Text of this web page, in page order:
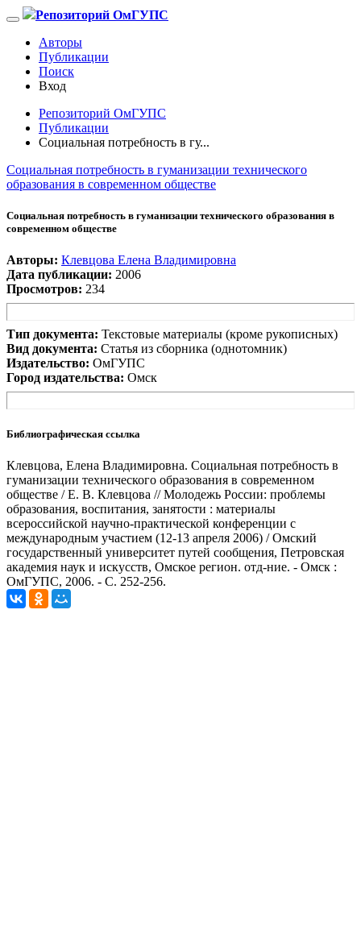
Репозиторий ОмГУПС
Авторы
Публикации
Поиск
Вход
Репозиторий ОмГУПС
Публикации
Социальная потребность в гу...
Социальная потребность в гуманизации технического
образования в современном обществе
Социальная потребность в гуманизации технического образования в
современном обществе
Авторы: Клевцова Елена Владимировна
Дата публикации: 2006
Просмотров: 234
Тип документа: Текстовые материалы (кроме рукописных)
Вид документа: Статья из сборника (однотомник)
Издательство: ОмГУПС
Город издательства: Омск
Библиографическая ссылка
Клевцова, Елена Владимировна. Социальная потребность в
гуманизации технического образования в современном
обществе / Е. В. Клевцова // Молодежь России: проблемы
образования, воспитания, занятости : материалы
всероссийской научно-практической конференции с
международным участием (12-13 апреля 2006) / Омский
государственный университет путей сообщения, Петровская
академия наук и искусств, Омское регион. отд-ние. - Омск :
ОмГУПС, 2006. - С. 252-256.